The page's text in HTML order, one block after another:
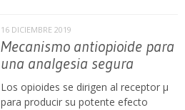
16 DICIEMBRE 2019
Mecanismo antiopioide para
una analgesia segura
Los opioides se dirigen al receptor μ
para producir su potente efecto